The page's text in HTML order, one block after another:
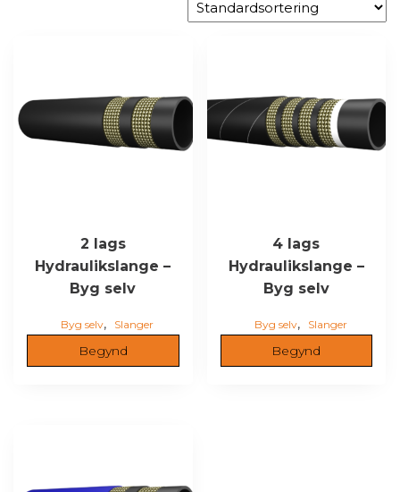
2 lags
Hydraulikslange –
Byg selv
Byg selv, Slanger
Begynd
4 lags
Hydraulikslange –
Byg selv
Byg selv, Slanger
Begynd